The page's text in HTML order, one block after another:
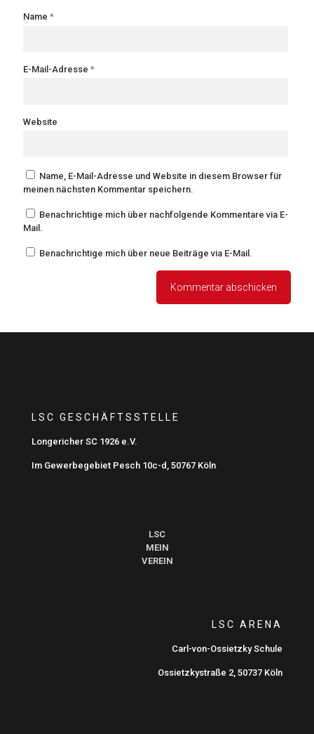
Name *
E-Mail-Adresse *
Website
Name, E-Mail-Adresse und Website in diesem Browser für
meinen nächsten Kommentar speichern.
Benachrichtige mich über nachfolgende Kommentare via E-
Mail.
Benachrichtige mich über neue Beiträge via E-Mail.
LSC GESCHÄFTSSTELLE
Longericher SC 1926 e.V.
Im Gewerbegebiet Pesch 10c-d, 50767 Köln
LSC
MEIN
VEREIN
LSC ARENA
Carl-von-Ossietzky Schule
Ossietzkystraße 2, 50737 Köln